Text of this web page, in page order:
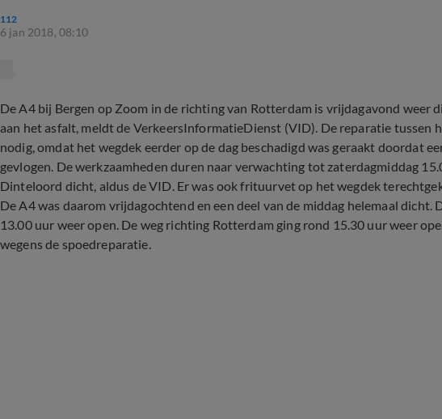
112
6 jan 2018, 08:10
De A4 bij Bergen op Zoom in de richting van Rotterdam is vrijdagavond weer
aan het asfalt, meldt de VerkeersInformatieDienst (VID). De reparatie tussen
nodig, omdat het wegdek eerder op de dag beschadigd was geraakt doordat
gevlogen. De werkzaamheden duren naar verwachting tot zaterdagmiddag
Dinteloord dicht, aldus de VID. Er was ook frituurvet op het wegdek
De A4 was daarom vrijdagochtend en een deel van de middag helemaal
13.00 uur weer open. De weg richting Rotterdam ging rond 15.30 uur weer
wegens de spoedreparatie.